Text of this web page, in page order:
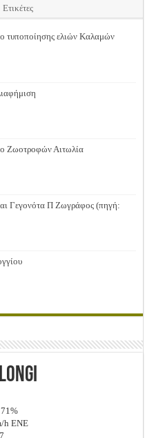
Ετικέτες
τυποποίησης ελιών Καλαμών
Ζωοτροφών Αιτωλία
Γεγονότα Π Ζωγράφος (πηγή:
h ENE